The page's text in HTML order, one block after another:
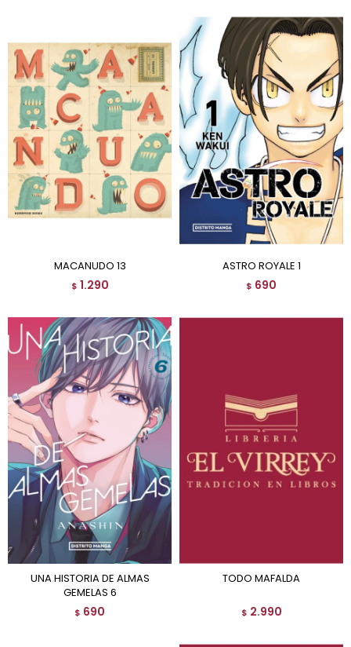
MACANUDO 13
$ 1.290
ASTRO ROYALE 1
$ 690
UNA HISTORIA DE ALMAS
GEMELAS 6
$ 690
TODO MAFALDA
$ 2.990